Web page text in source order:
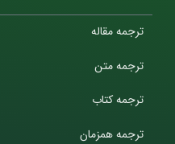
ترجمه مقاله
ترجمه متن
ترجمه کتاب
ترجمه همزمان